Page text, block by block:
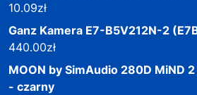
10.09zł
Ganz Kamera E7-B5V212N-2
440.00zł
MOON by SimAudio 280D MiND
- czarny